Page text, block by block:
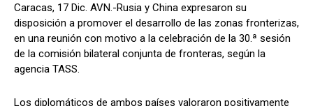
Caracas, 17 Dic. AVN.-Rusia y China expresaron su
disposición a promover el desarrollo de las zonas fronterizas,
en una reunión con motivo a la celebración de la 30.ª sesión
de la comisión bilateral conjunta de fronteras, según la
agencia TASS.
Los diplomáticos de ambos países valoraron positivamente